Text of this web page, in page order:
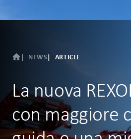
NEWS ARTICLE
La nuova
con maggiore